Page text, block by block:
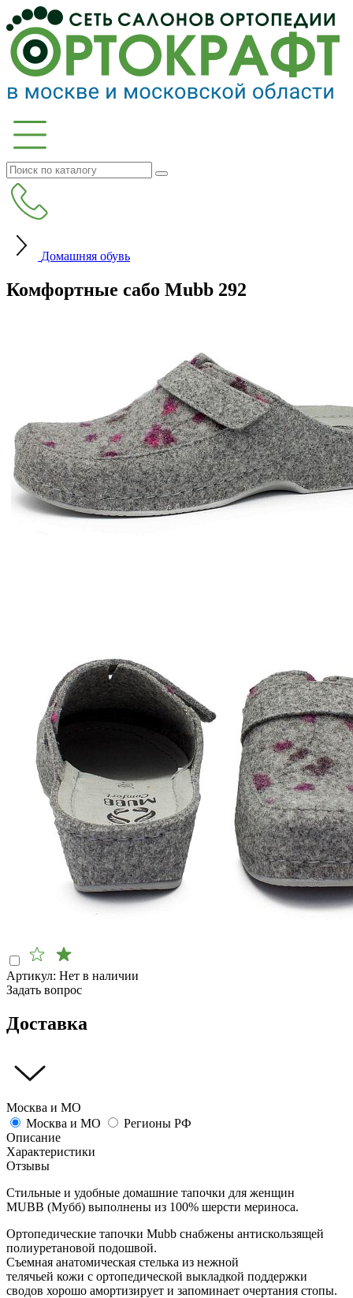
Домашняя обувь
Комфортные сабо Mubb 292
Артикул: Нет в наличии
Задать вопрос
Доставка
Москва и МО
Москва и МО
Регионы РФ
Описание
Характеристики
Отзывы
Стильные и удобные домашние тапочки для женщин
MUBB (Мубб) выполнены из 100% шерсти мериноса.
Ортопедические тапочки Mubb снабжены антискользящей
полиуретановой подошвой.
Съемная анатомическая стелька из нежной
телячьей кожи с ортопедической выкладкой поддержки
сводов хорошо амортизирует и запоминает очертания стопы.